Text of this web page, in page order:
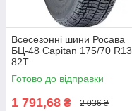
Всесезонні шини Росава
БЦ-48 Capitan 175/70 R13
82T
Готово до відправки
1 791,68 ₴ 2 036 ₴